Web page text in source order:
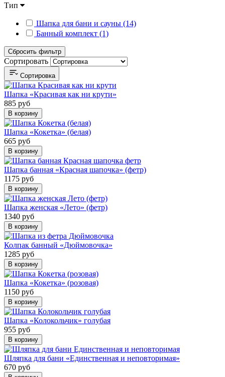
Тип
Шапка для бани и сауны (14)
Банный комплект (1)
Сбросить фильтр
Сортировать
Сортировка
Шапка «Красивая как ни крути»
885 руб
В корзину
Шапка «Кокетка» (белая)
665 руб
В корзину
Шапка банная «Красная шапочка» (фетр)
1175 руб
В корзину
Шапка женская «Лето» (фетр)
1340 руб
В корзину
Колпак банный «Дюймовочка»
1285 руб
В корзину
Шапка «Кокетка» (розовая)
1150 руб
В корзину
Шапка «Колокольчик» голубая
955 руб
В корзину
Шляпка для бани «Единственная и неповторимая»
670 руб